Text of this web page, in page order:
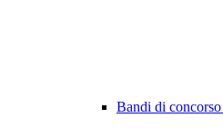
Bandi di concorso